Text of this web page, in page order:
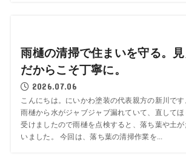
雨樋の清掃で住まいを守る。
だからこそ丁寧に。
2026.07.06
こんにちは。にいかわ塗装の代表親方の新川で
雨樋から水がジャブジャブ漏れていて、直して
受けましたので雨樋を点検すると、落ち葉や土
いました。 今回は、落ち葉の清掃作業を...